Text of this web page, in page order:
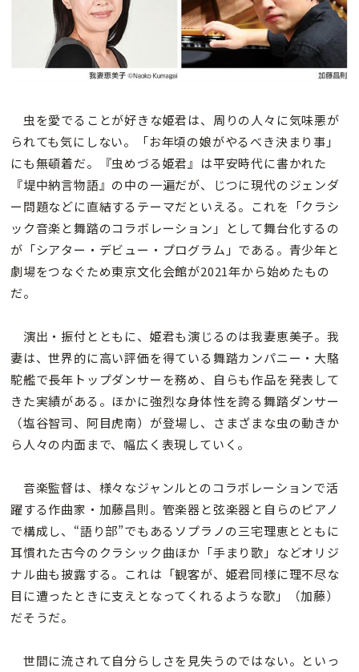
虫を愛でることが好きな姫君は、周りの人々に気味悪が
られても気にしない。「お年頃の娘がやるべき決まり事」
にも無頓着だ。『虫めづる姫君』は平安時代に書かれた
『堤中納言物語』の中の一遍だが、じつに現代のジェンダ
ー問題などに直結するテーマだといえる。これを「クラシ
ック音楽と舞踏のコラボレーション」として舞台化するの
が「シアター・デビュー・プログラム」である。青少年と
劇場をつなぐため東京文化会館が2021年から始めたもの
だ。
演出・振付とともに、姫君も演じるのは我妻恵美子。我
妻は、世界的に高い評価を得ている舞踏カンパニー・大駱
駝艦で長年トップダンサーを務め、自らも作品を発表して
きた実績がある。ほかに強烈な身体性を誇る舞踏ダンサー
（塩谷智司、阿目虎南）が登場し、さまざまな虫の動きか
ら人々の内面まで、幅広く表現していく。
音楽監督は、様々なジャンルとのコラボレーションで活
躍する作曲家・加藤昌則。管楽器と弦楽器と自らのピアノ
で構成し、“語り部”でもあるソプラノの三宅理恵とともに
耳慣れた古今のクラシック曲ほか「手まり歌」などオリジ
ナル曲も披露する。これは「観客が、姫君同様に理不尽な
目に遭ったときに支えとなってくれるような歌」（加藤）
だそうだ。
世間に流されて自分らしさを見失うのではない。といっ